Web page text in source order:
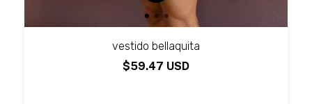
vestido bellaquita
$59.47 USD